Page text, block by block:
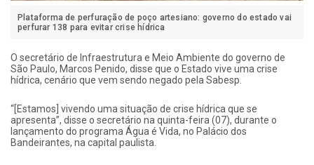
Plataforma de perfuração de poço artesiano: governo do estado vai
perfurar 138 para evitar crise hídrica
O secretário de Infraestrutura e Meio Ambiente do governo de
São Paulo, Marcos Penido, disse que o Estado vive uma crise
hídrica, cenário que vem sendo negado pela Sabesp.
“[Estamos] vivendo uma situação de crise hídrica que se
apresenta”, disse o secretário na quinta-feira (07), durante o
lançamento do programa Água é Vida, no Palácio dos
Bandeirantes, na capital paulista.